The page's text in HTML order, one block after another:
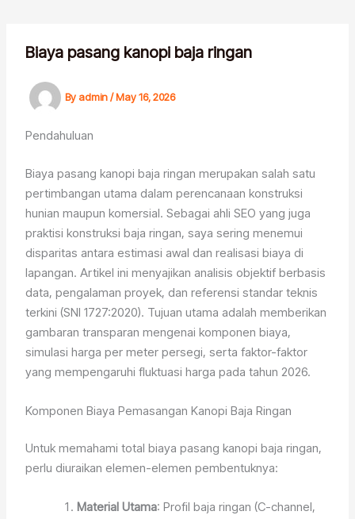
contentBiaya pasang kanopi baja ringan
Byadmin/May 16, 2026
Pendahuluan
Biaya pasang kanopi baja ringan merupakan salah satu
pertimbangan utama dalam perencanaan konstruksi
hunian maupun komersial. Sebagai ahli SEO yang juga
praktisi konstruksi baja ringan, saya sering menemui
disparitas antara estimasi awal dan realisasi biaya di
lapangan. Artikel ini menyajikan analisis objektif berbasis
data, pengalaman proyek, dan referensi standar teknis
terkini (SNI 1727:2020). Tujuan utama adalah memberikan
gambaran transparan mengenai komponen biaya,
simulasi harga per meter persegi, serta faktor-faktor
yang mempengaruhi fluktuasi harga pada tahun 2026.
Komponen Biaya Pemasangan Kanopi Baja Ringan
Untuk memahami total biaya pasang kanopi baja ringan,
perlu diuraikan elemen-elemen pembentuknya:
Material Utama: Profil baja ringan (C-channel,